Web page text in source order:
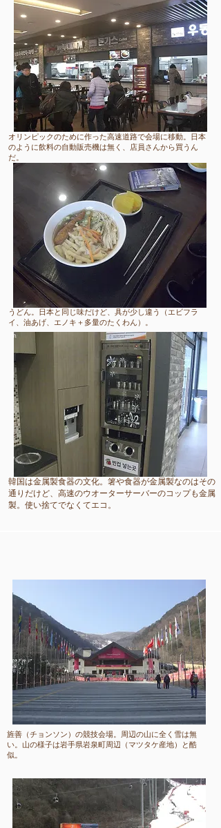
​オリンピックのために作った高速道路で会場に移動。日本
のように飲料の自動販売機は無く、店員さんから買うん
だ。
​うどん。日本と同じ味だけど、具が少し違う（エビフラ
イ、油あげ、エノキ＋多量のたくわん）。
​韓国は金属製食器の文化。箸や食器が金属製なのはその
通りだけど、高速のウオーターサーバーのコップも金属
製。使い捨てでなくてエコ。
​旌善（チョンソン）の競技会場。周辺の山に全く雪は無
い。山の様子は岩手県岩泉町周辺（マツタケ産地）と酷
似。